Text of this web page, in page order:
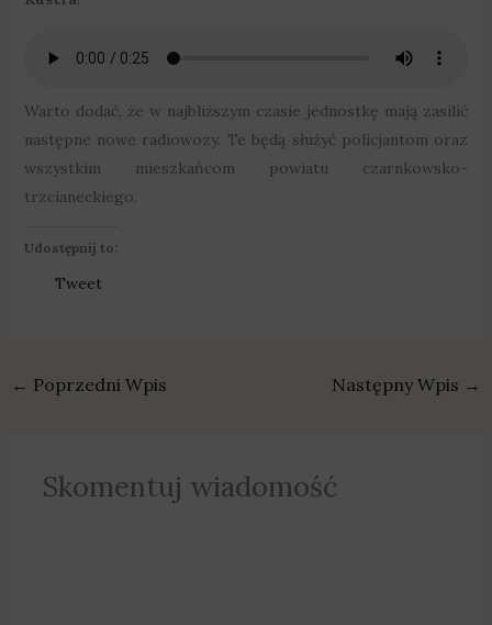
Warto dodać, że w najbliższym czasie jednostkę mają zasilić
następne nowe radiowozy. Te będą służyć policjantom oraz
wszystkim mieszkańcom powiatu czarnkowsko-
trzcianeckiego.
Udostępnij to:
Tweet
← Poprzedni Wpis Następny Wpis →
Skomentuj wiadomość